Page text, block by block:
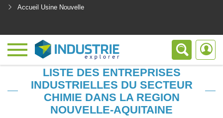
Accueil Usine Nouvelle
LISTE DES ENTREPRISES
INDUSTRIELLES DU SECTEUR
CHIMIE DANS LA REGION
NOUVELLE-AQUITAINE